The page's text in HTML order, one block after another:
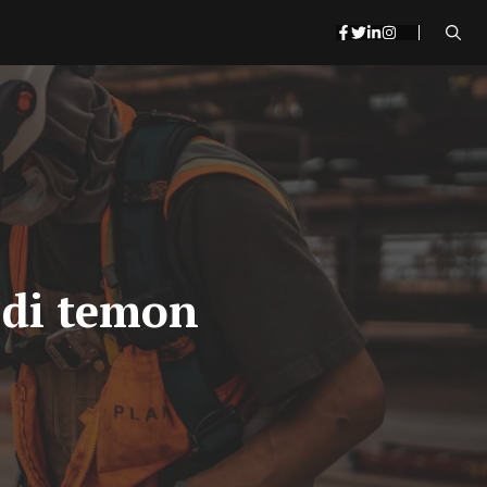
temon